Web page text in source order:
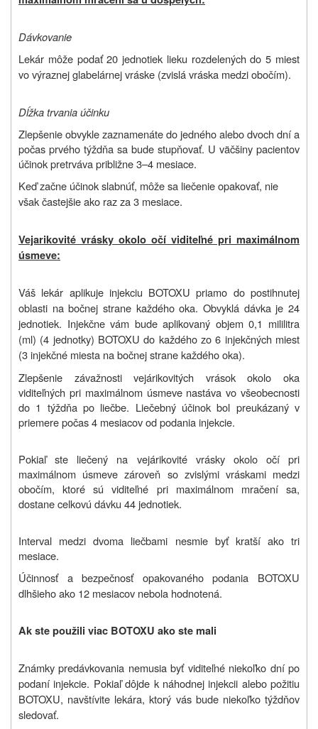
Dávkovanie
Lekár môže podať 20 jednotiek lieku rozdelených do 5 miest
vo výraznej glabelárnej vráske (zvislá vráska medzi obočím).
Dĺžka trvania účinku
Zlepšenie obvykle zaznamenáte do jedného alebo dvoch dní a
počas prvého týždňa sa bude stupňovať. U väčšiny pacientov
účinok pretrváva približne 3–4 mesiace.
Keď začne účinok slabnúť, môže sa liečenie opakovať, nie
však častejšie ako raz za 3 mesiace.
Vejarikovité vrásky okolo očí viditeľné pri maximálnom
úsmeve:
Váš lekár aplikuje injekciu BOTOXU priamo do postihnutej
oblasti na bočnej strane každého oka. Obvyklá dávka je 24
jednotiek. Injekčne vám bude aplikovaný objem 0,1 mililitra
(ml) (4 jednotky) BOTOXU do každého zo 6 injekčných miest
(3 injekčné miesta na bočnej strane každého oka).
Zlepšenie závažnosti vejárikovitých vrások okolo oka
viditeľných pri maximálnom úsmeve nastáva vo všeobecnosti
do 1 týždňa po liečbe. Liečebný účinok bol preukázaný v
priemere počas 4 mesiacov od podania injekcie.
Pokiaľ ste liečený na vejárikovité vrásky okolo očí pri
maximálnom úsmeve zároveň so zvislými vráskami medzi
obočím, ktoré sú viditeľné pri maximálnom mračení sa,
dostane celkovú dávku 44 jednotiek.
Interval medzi dvoma liečbami nesmie byť kratší ako tri
mesiace.
Účinnosť a bezpečnosť opakovaného podania BOTOXU
dlhšieho ako 12 mesiacov nebola hodnotená.
Ak ste použili viac BOTOXU ako ste mali
Známky predávkovania nemusia byť viditeľné niekoľko dní po
podaní injekcie. Pokiaľ dôjde k náhodnej injekcii alebo požitiu
BOTOXU, navštívite lekára, ktorý vás bude niekoľko týždňov
sledovať.